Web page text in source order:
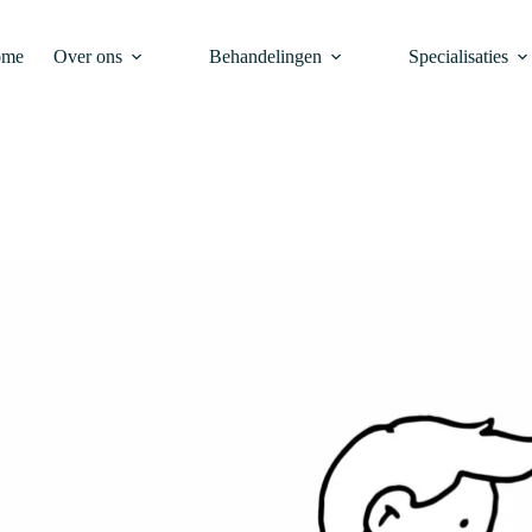
Over ons Behandelingen Specialisaties